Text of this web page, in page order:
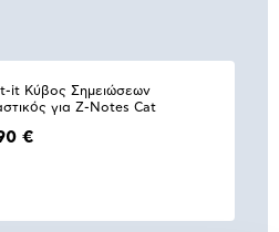
it Κύβος Σημειώσεων
για Z-Notes Cat
€